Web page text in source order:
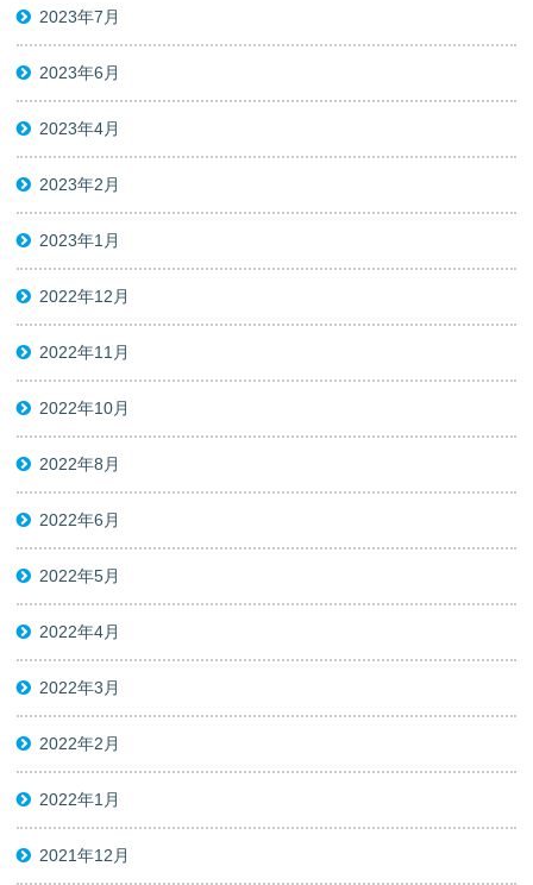
2023年7月
2023年6月
2023年4月
2023年2月
2023年1月
2022年12月
2022年11月
2022年10月
2022年8月
2022年6月
2022年5月
2022年4月
2022年3月
2022年2月
2022年1月
2021年12月